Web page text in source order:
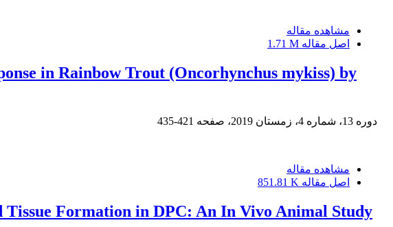
مشاهده مقاله
اصل مقاله 1.71 M
in Rainbow Trout (Oncorhynchus mykiss) by
دوره 13، شماره 4، زمستان 2019، صفحه 421-435
مشاهده مقاله
اصل مقاله 851.81 K
Formation in DPC: An In Vivo Animal Study